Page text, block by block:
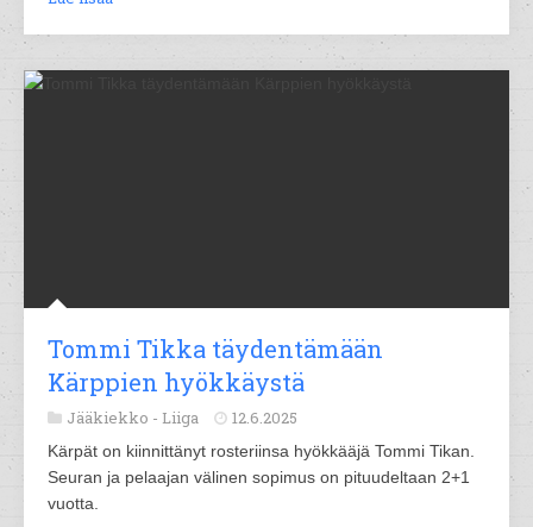
Tommi Tikka täydentämään
Kärppien hyökkäystä
Jääkiekko - Liiga 12.6.2025
Kärpät on kiinnittänyt rosteriinsa hyökkääjä Tommi Tikan.
Seuran ja pelaajan välinen sopimus on pituudeltaan 2+1
vuotta.